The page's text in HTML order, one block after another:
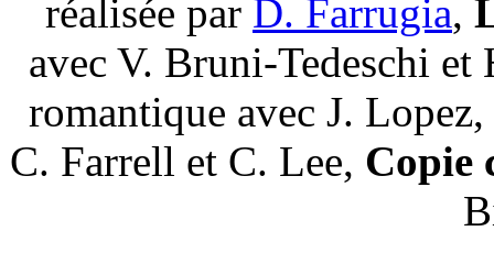
réalisée par D. Farrugia,
avec V. Bruni-Tedeschi
romantique avec J. Lopez,
C. Farrell et C. Lee, Copie